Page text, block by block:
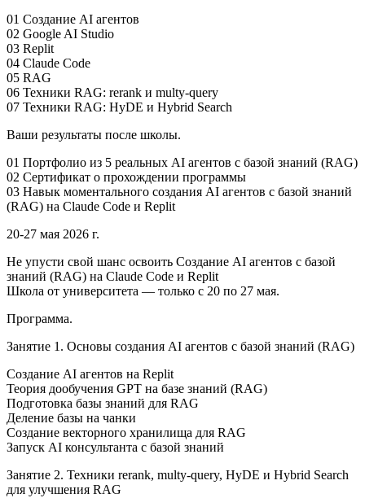
01 Создание AI агентов
02 Google AI Studio
03 Replit
04 Claude Code
05 RAG
06 Техники RAG: rerank и multy-query
07 Техники RAG: HyDE и Hybrid Search
Ваши результаты после школы.
01 Портфолио из 5 реальных AI агентов с базой знаний (RAG)
02 Сертификат о прохождении программы
03 Навык моментального создания AI агентов с базой знаний
(RAG) на Claude Code и Replit
20-27 мая 2026 г.
Не упусти свой шанс освоить Создание AI агентов с базой
знаний (RAG) на Claude Code и Replit
Школа от университета — только с 20 по 27 мая.
Программа.
Занятие 1. Основы создания AI агентов с базой знаний (RAG)
Создание AI агентов на Replit
Теория дообучения GPT на базе знаний (RAG)
Подготовка базы знаний для RAG
Деление базы на чанки
Создание векторного хранилища для RAG
Запуск AI консультанта с базой знаний
Занятие 2. Техники rerank, multy-query, HyDE и Hybrid Search
для улучшения RAG